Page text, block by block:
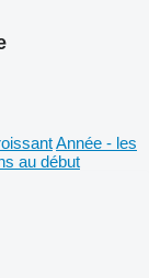
Année - les
au début